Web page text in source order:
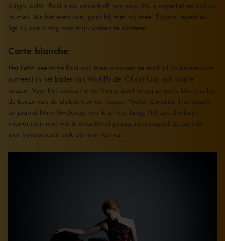
Krijgh lacht: ‘Baci is nu anderhalf jaar oud. Hij is superlief en dol op
muziek. Als het even kan, gaat hij met mij mee. Tijdens repetities
ligt hij dan rustig aan mijn voeten te luisteren.’
Carte blanche
Het liefst neemt ze Baci ook mee wanneer ze eind juli in Amsterdam
optreedt in het kader van WorldPride. Of dat lukt, valt nog te
bezien. Voor het concert in de Kleine Zaal kreeg ze carte blanche bij
de keuze van de stukken en de musici. ‘Violist Candida Thompson
en pianist Nino Gvetadze ken ik al heel lang. Het zijn dierbare
vriendinnen met wie ik ontzettend graag samenspeel. Ze zijn dit
jaar bijvoorbeeld ook op mijn festival.’